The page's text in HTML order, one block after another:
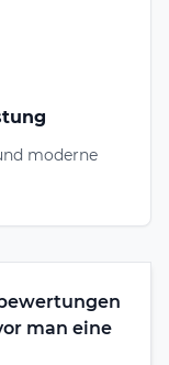
moderne
man eine